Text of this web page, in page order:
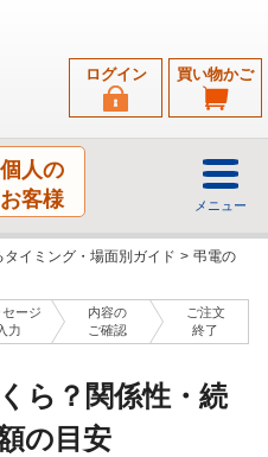
買い物かご
ログイン
個人の
お客様
メニュー
タイミング・場面別ガイド > 弔電の
セージ
入力
内容の
ご確認
ご注文
終了
ら？関係性・続
の目安